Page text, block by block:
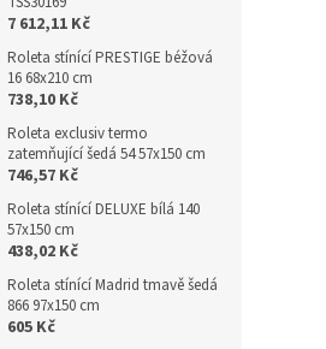
7 612,11 Kč
Roleta stínící PRESTIGE béžová
16 68x210 cm
738,10 Kč
Roleta exclusiv termo
zatemňující šedá 54 57x150 cm
746,57 Kč
Roleta stínící DELUXE bílá 140
57x150 cm
438,02 Kč
Roleta stínící Madrid tmavě šedá
866 97x150 cm
605 Kč